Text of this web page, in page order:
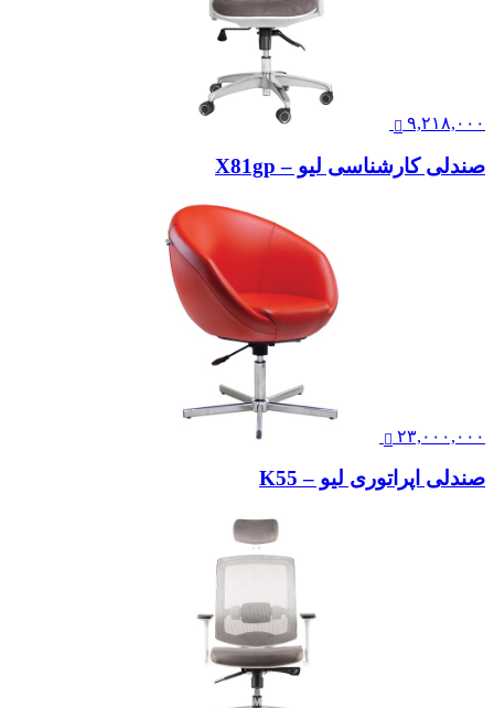
۹,۲۱۸,۰۰۰
صندلی کارشناسی لیو – X81gp
۲۳,۰۰۰,۰۰۰
صندلی اپراتوری لیو – K55